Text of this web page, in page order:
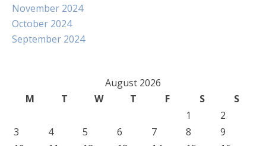
November 2024
October 2024
September 2024
August 2026
M
T W T F S
S
1
2
3
4 5 6 7 8
9